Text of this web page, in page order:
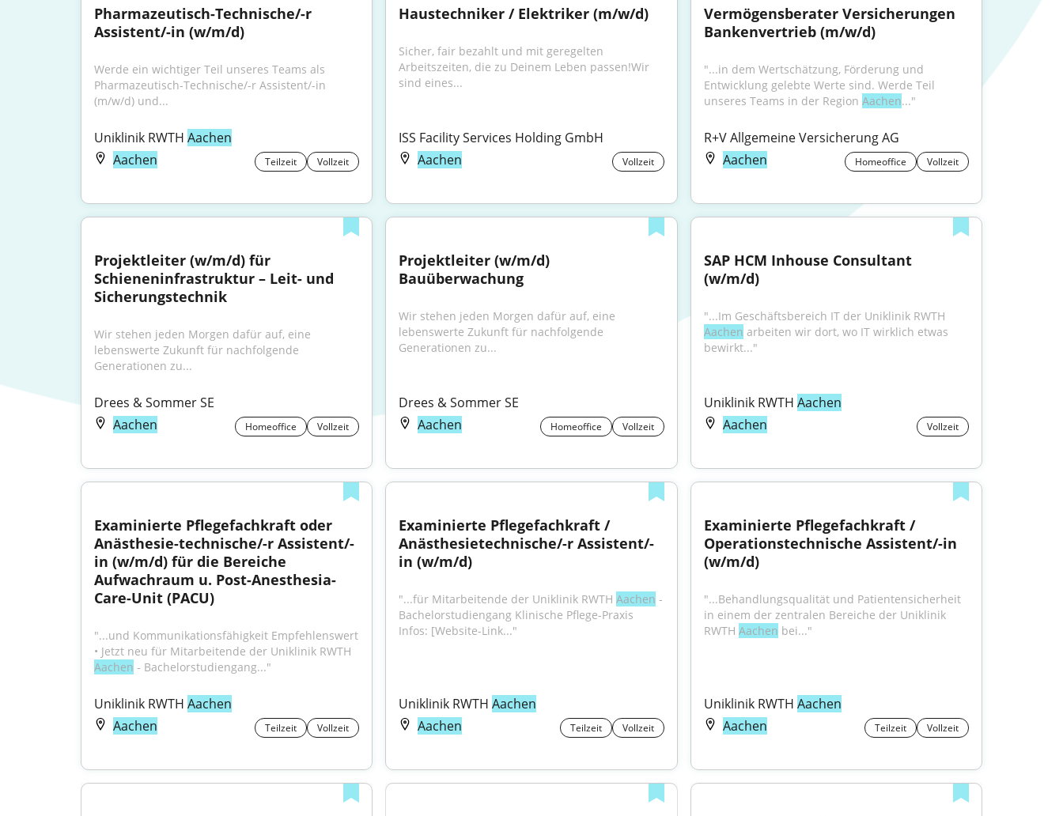
Pharmazeutisch-Technische/-r
Assistent/-in (w/m/d)
Werde ein wichtiger Teil unseres Teams als
Pharmazeutisch-Technische/-r Assistent/-in
(m/w/d) und...
Uniklinik RWTH Aachen
Aachen
Teilzeit Vollzeit
Haustechniker / Elektriker (m/w/d)
Sicher, fair bezahlt und mit geregelten
Arbeitszeiten, die zu Deinem Leben passen!Wir
sind eines...
ISS Facility Services Holding GmbH
Aachen
Vollzeit
Vermögensberater Versicherungen
Bankenvertrieb (m/w/d)
"...in dem Wertschätzung, Förderung und
Entwicklung gelebte Werte sind. Werde Teil
unseres Teams in der Region Aachen..."
R+V Allgemeine Versicherung AG
Aachen
Homeoffice Vollzeit
Projektleiter (w/m/d) für
Schieneninfrastruktur – Leit- und
Sicherungstechnik
Wir stehen jeden Morgen dafür auf, eine
lebenswerte Zukunft für nachfolgende
Generationen zu...
Drees & Sommer SE
Aachen
Homeoffice Vollzeit
Projektleiter (w/m/d)
Bauüberwachung
Wir stehen jeden Morgen dafür auf, eine
lebenswerte Zukunft für nachfolgende
Generationen zu...
Drees & Sommer SE
Aachen
Homeoffice Vollzeit
SAP HCM Inhouse Consultant
(w/m/d)
Aachen arbeiten wir dort, wo IT wirklich etwas
bewirkt..."
Uniklinik RWTH Aachen
Aachen
Vollzeit
Examinierte Pflegefachkraft oder
Anästhesie-technische/-r Assistent/-
in (w/m/d) für die Bereiche
Aufwachraum u. Post-Anesthesia-
Care-Unit (PACU)
"...und Kommunikationsfähigkeit Empfehlenswert
Aachen - Bachelorstudiengang..."
Uniklinik RWTH Aachen
Aachen
Teilzeit Vollzeit
Examinierte Pflegefachkraft /
Anästhesietechnische/-r Assistent/-
in (w/m/d)
"...für Mitarbeitende der Uniklinik RWTH Aachen -
Bachelorstudiengang Klinische Pflege-Praxis
Infos: [Website-Link..."
Uniklinik RWTH Aachen
Aachen
Teilzeit Vollzeit
Examinierte Pflegefachkraft /
Operationstechnische Assistent/-in
(w/m/d)
"...Behandlungsqualität und Patientensicherheit
in einem der zentralen Bereiche der Uniklinik
RWTH Aachen bei..."
Uniklinik RWTH Aachen
Aachen
Teilzeit Vollzeit